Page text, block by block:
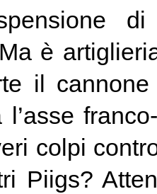
di
è
il
colpi
Piigs?